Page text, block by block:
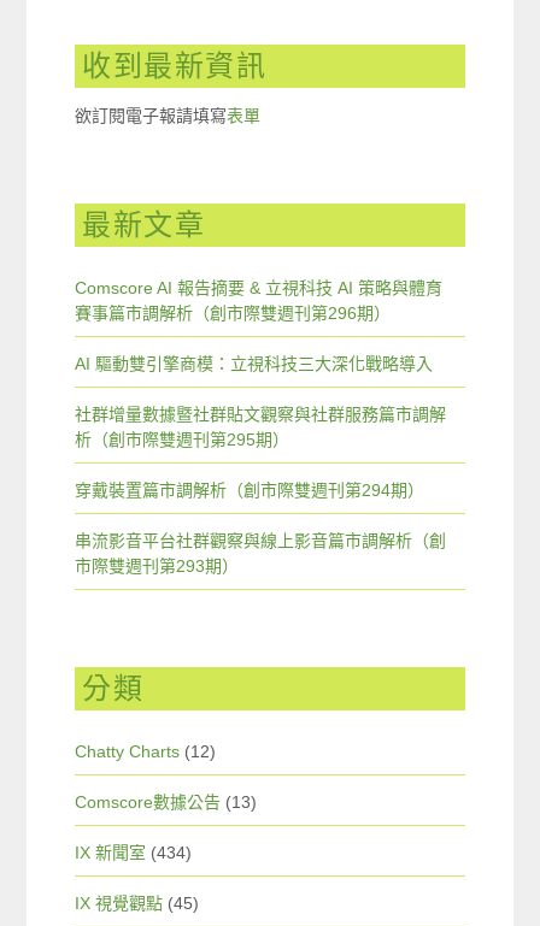
收到最新資訊
欲訂閱電子報請填寫表單
最新文章
Comscore AI 報告摘要 & 立視科技 AI 策略與體育
賽事篇市調解析（創市際雙週刊第296期）
AI 驅動雙引擎商模：立視科技三大深化戰略導入
社群增量數據暨社群貼文觀察與社群服務篇市調解
析（創市際雙週刊第295期）
穿戴裝置篇市調解析（創市際雙週刊第294期）
串流影音平台社群觀察與線上影音篇市調解析（創
市際雙週刊第293期）
分類
Chatty Charts (12)
Comscore數據公告 (13)
IX 新聞室 (434)
IX 視覺觀點 (45)